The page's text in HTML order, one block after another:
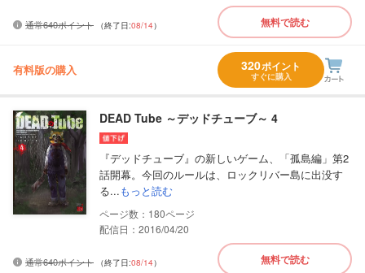
通常640ポイント （終了日:08/14） 無料で読む
有料版の購入 320ポイント
すぐに購入
DEAD Tube ～デッドチューブ～ 4
『デッドチューブ』の新しいゲーム、「孤島編」第2
話開幕。今回のルールは、ロックリバー島に出没す
る...もっと読む
180
配信日：2016/04/20
通常640ポイント （終了日:08/14） 無料で読む